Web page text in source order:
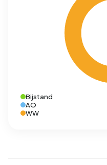
Bijstand
AO
WW